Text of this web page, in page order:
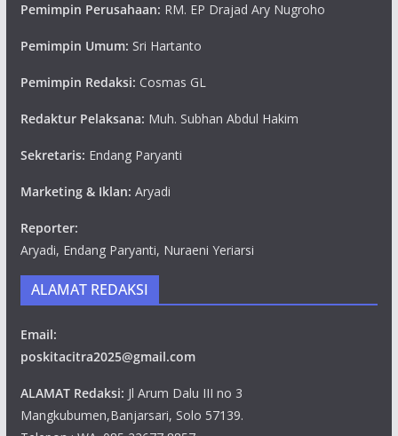
Pemimpin Perusahaan: RM. EP Drajad Ary Nugroho
Pemimpin Umum: Sri Hartanto
Pemimpin Redaksi: Cosmas GL
Redaktur Pelaksana: Muh. Subhan Abdul Hakim
Sekretaris: Endang Paryanti
Marketing & Iklan: Aryadi
Reporter:
Aryadi, Endang Paryanti, Nuraeni Yeriarsi
ALAMAT REDAKSI
Email:
poskitacitra2025@gmail.com
ALAMAT Redaksi: Jl Arum Dalu III no 3
Mangkubumen,Banjarsari, Solo 57139.